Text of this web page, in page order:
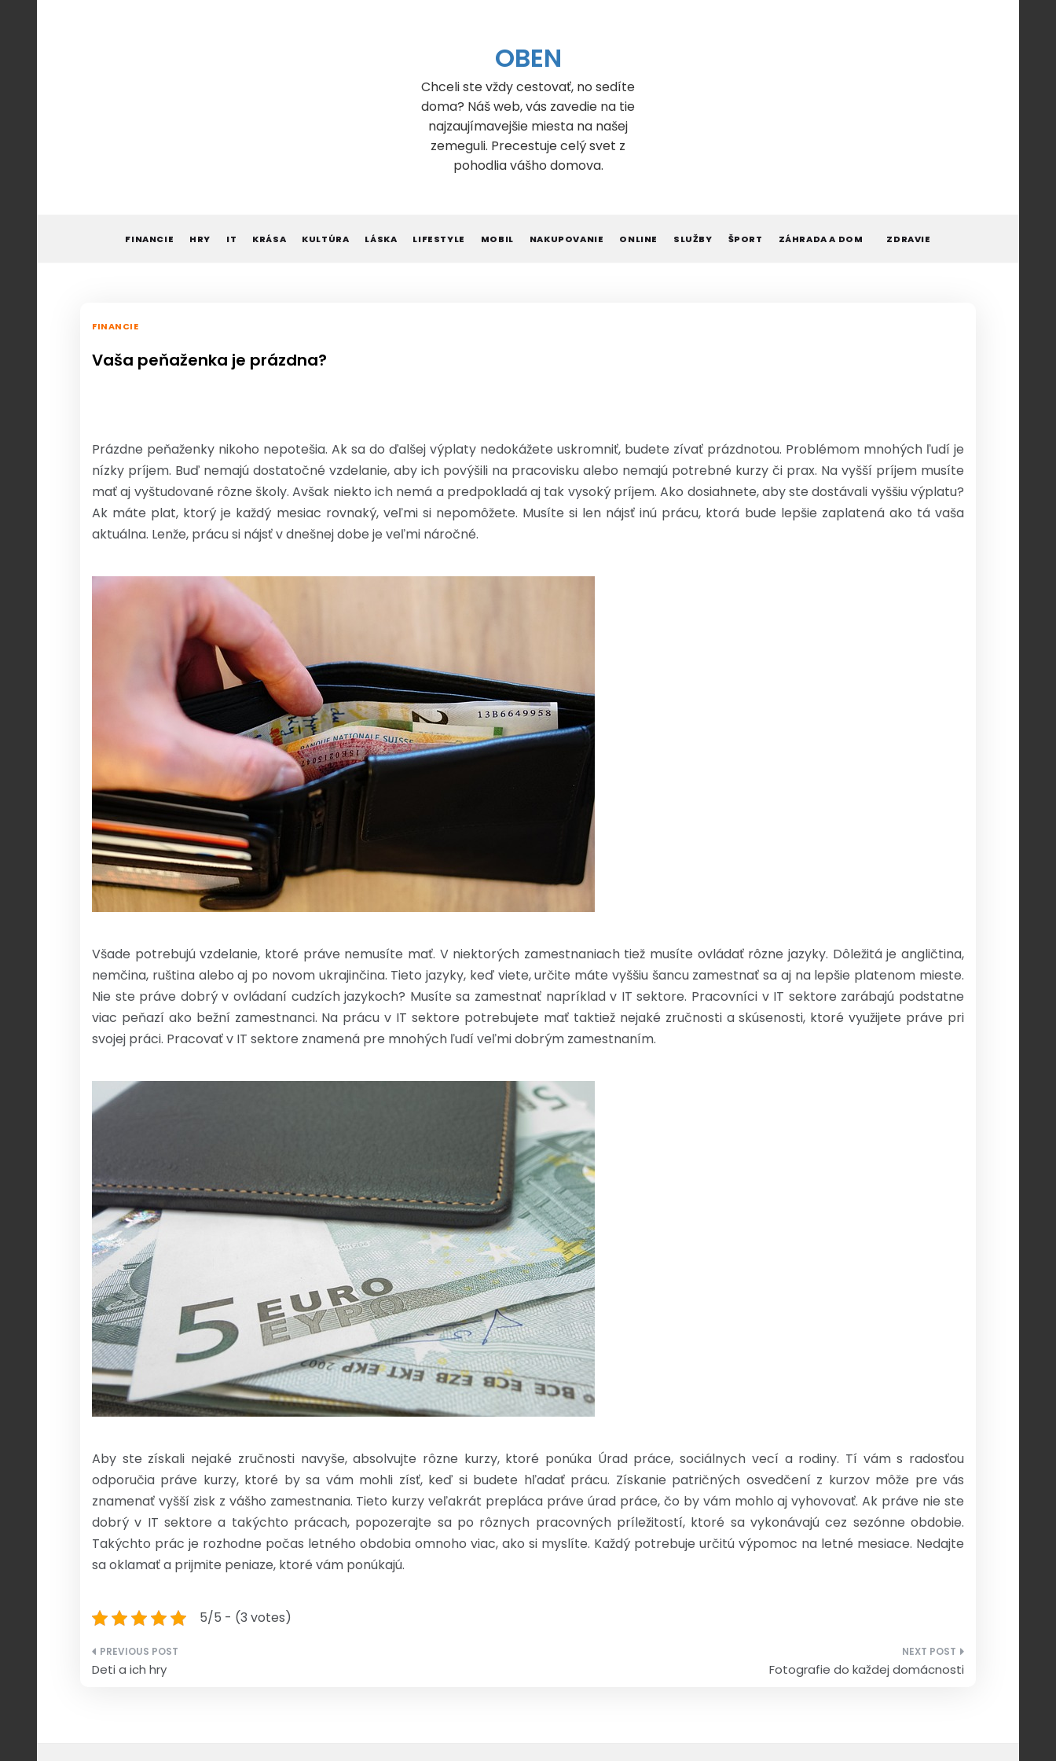
OBEN
Chceli ste vždy cestovať, no sedíte
doma? Náš web, vás zavedie na tie
najzaujímavejšie miesta na našej
zemeguli. Precestuje celý svet z
pohodlia vášho domova.
FINANCIE HRY IT KRÁSA KULTÚRA LÁSKA LIFESTYLE MOBIL NAKUPOVANIE ONLINE SLUŽBY ŠPORT ZÁHRADA A DOM ZDRAVIE
FINANCIE
Vaša peňaženka je prázdna?
Prázdne peňaženky nikoho nepotešia. Ak sa do ďalšej výplaty nedokážete uskromniť, budete zívať prázdnotou. Problémom mnohých ľudí je
nízky príjem. Buď nemajú dostatočné vzdelanie, aby ich povýšili na pracovisku alebo nemajú potrebné kurzy či prax. Na vyšší príjem musíte
mať aj vyštudované rôzne školy. Avšak niekto ich nemá a predpokladá aj tak vysoký príjem. Ako dosiahnete, aby ste dostávali vyššiu výplatu?
Ak máte plat, ktorý je každý mesiac rovnaký, veľmi si nepomôžete. Musíte si len nájsť inú prácu, ktorá bude lepšie zaplatená ako tá vaša
aktuálna. Lenže, prácu si nájsť v dnešnej dobe je veľmi náročné.
Všade potrebujú vzdelanie, ktoré práve nemusíte mať. V niektorých zamestnaniach tiež musíte ovládať rôzne jazyky. Dôležitá je angličtina,
nemčina, ruština alebo aj po novom ukrajinčina. Tieto jazyky, keď viete, určite máte vyššiu šancu zamestnať sa aj na lepšie platenom mieste.
Nie ste práve dobrý v ovládaní cudzích jazykoch? Musíte sa zamestnať napríklad v IT sektore. Pracovníci v IT sektore zarábajú podstatne
viac peňazí ako bežní zamestnanci. Na prácu v IT sektore potrebujete mať taktiež nejaké zručnosti a skúsenosti, ktoré využijete práve pri
svojej práci. Pracovať v IT sektore znamená pre mnohých ľudí veľmi dobrým zamestnaním.
Aby ste získali nejaké zručnosti navyše, absolvujte rôzne kurzy, ktoré ponúka Úrad práce, sociálnych vecí a rodiny. Tí vám s radosťou
odporučia práve kurzy, ktoré by sa vám mohli zísť, keď si budete hľadať prácu. Získanie patričných osvedčení z kurzov môže pre vás
znamenať vyšší zisk z vášho zamestnania. Tieto kurzy veľakrát prepláca práve úrad práce, čo by vám mohlo aj vyhovovať. Ak práve nie ste
dobrý v IT sektore a takýchto prácach, popozerajte sa po rôznych pracovných príležitostí, ktoré sa vykonávajú cez sezónne obdobie.
Takýchto prác je rozhodne počas letného obdobia omnoho viac, ako si myslíte. Každý potrebuje určitú výpomoc na letné mesiace. Nedajte
sa oklamať a prijmite peniaze, ktoré vám ponúkajú.
5/5 - (3 votes)
Navigace
Deti a ich hry Fotografie do každej domácnosti